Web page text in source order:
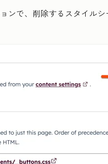
ンで、削除するスタイルシ